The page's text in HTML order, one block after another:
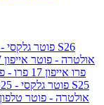
גלקסי S26 - פוטר גלקסי S26
גלקסי S26 אולטרה - פוטר אייפון 17
פרו אייפון 17 פרו - פוטר
גלקסי S25 - פוטר גלקסי S25
גלקסי S25 אולטרה - פוטר